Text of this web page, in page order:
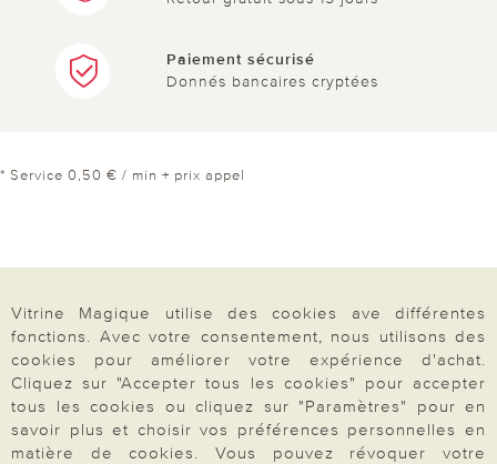
Paiement sécurisé
Donnés bancaires cryptées
* Service 0,50 € / min + prix appel
Vitrine Magique utilise des cookies ave différentes
fonctions. Avec votre consentement, nous utilisons des
cookies pour améliorer votre expérience d'achat.
Cliquez sur "Accepter tous les cookies" pour accepter
tous les cookies ou cliquez sur "Paramètres" pour en
savoir plus et choisir vos préférences personnelles en
matière de cookies. Vous pouvez révoquer votre